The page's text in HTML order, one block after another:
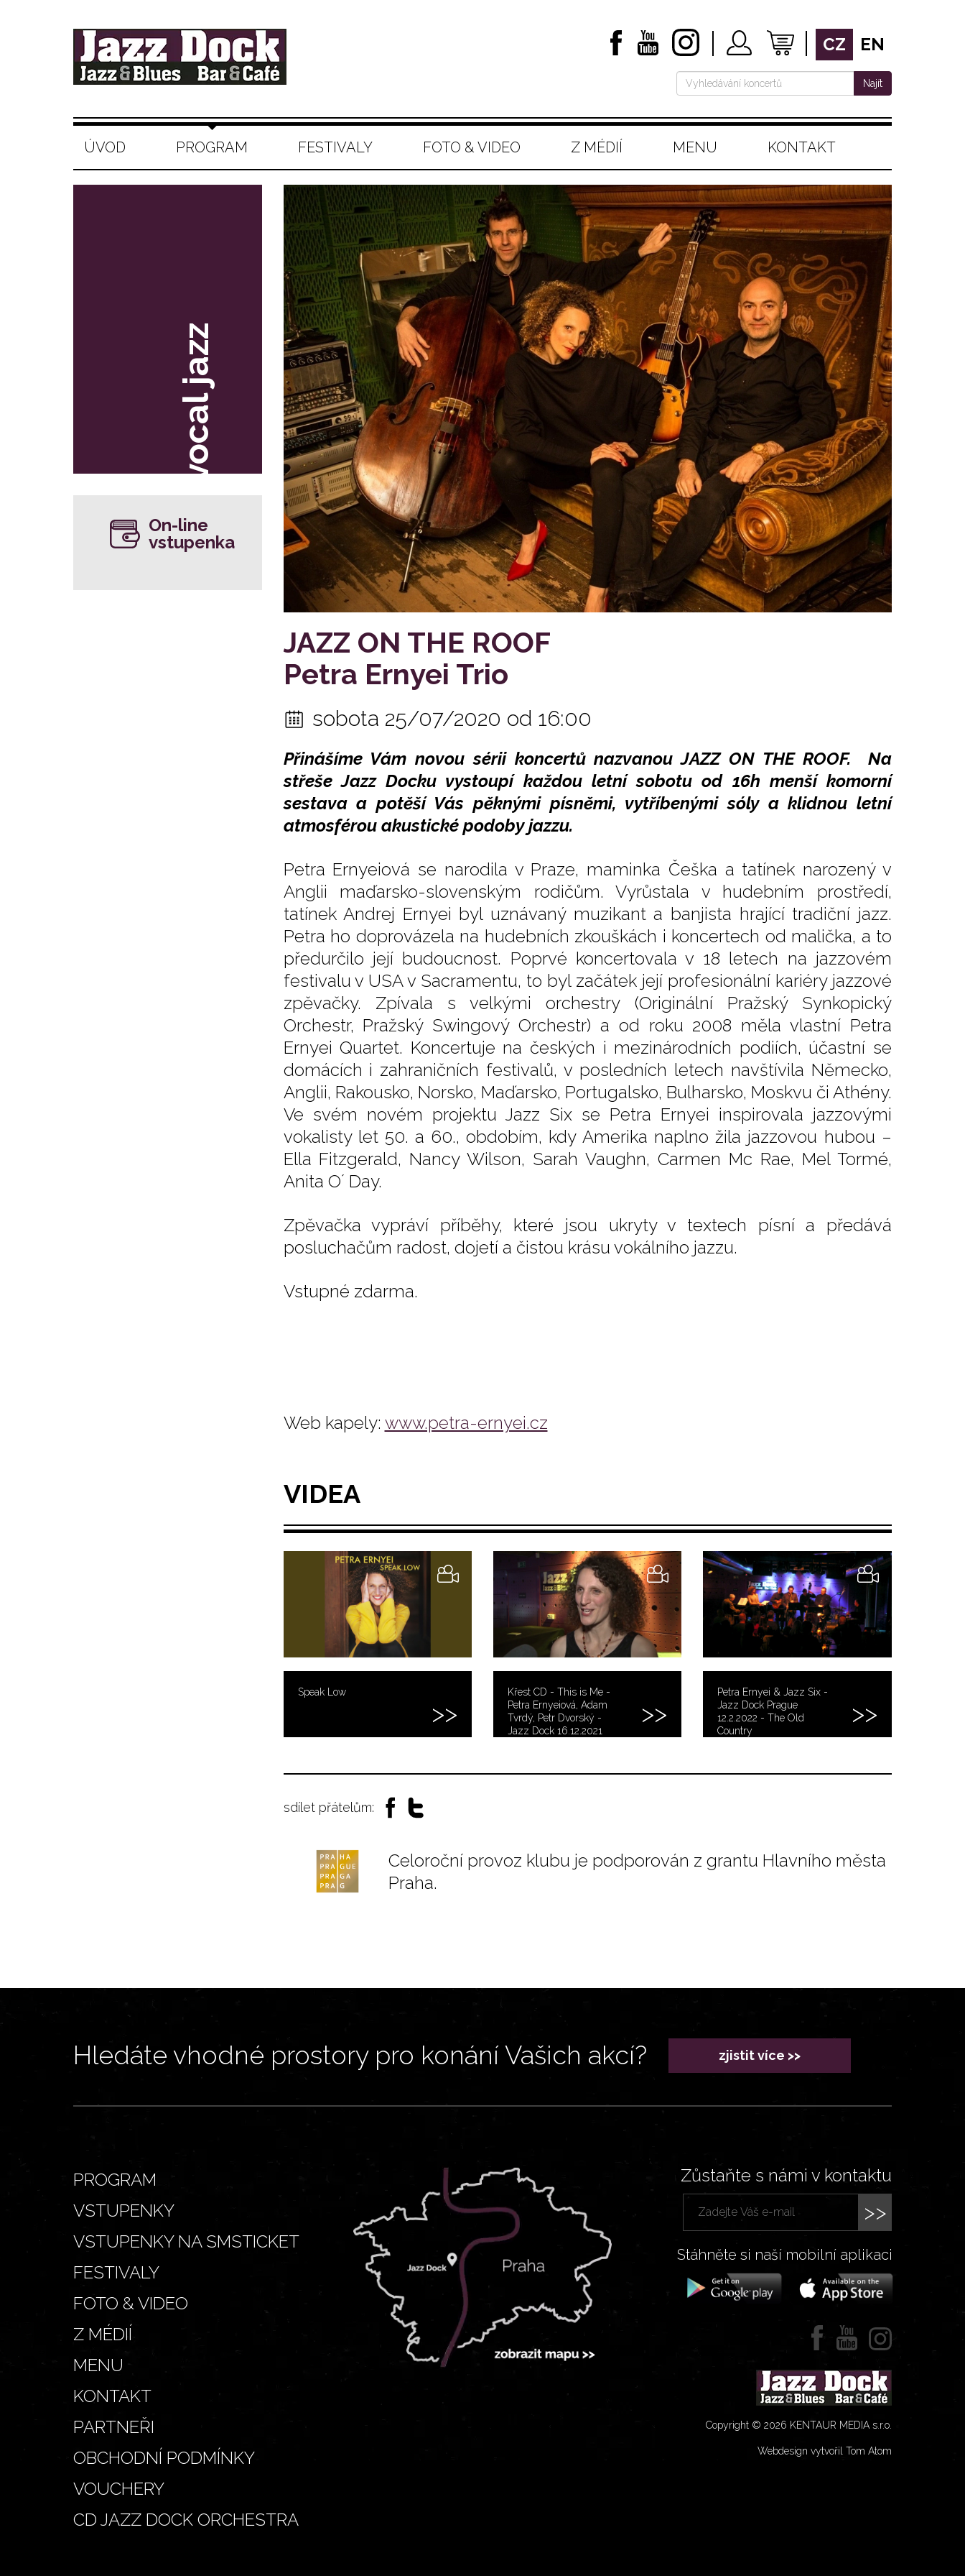
CZ EN
Najít
ÚVOD PROGRAM FESTIVALY FOTO & VIDEO Z MÉDIÍ MENU KONTAKT
JAZZ ON THE ROOF
Petra Ernyei Trio
sobota 25/07/2020 od 16:00
Přinášíme Vám novou sérii koncertů nazvanou JAZZ ON THE ROOF. Na
střeše Jazz Docku vystoupí každou letní sobotu od 16h menší komorní
sestava a potěší Vás pěknými písněmi, vytříbenými sóly a klidnou letní
atmosférou akustické podoby jazzu.
Petra Ernyeiová se narodila v Praze, maminka Češka a tatínek narozený v
Anglii maďarsko-slovenským rodičům. Vyrůstala v hudebním prostředí,
tatínek Andrej Ernyei byl uznávaný muzikant a banjista hrající tradiční jazz.
Petra ho doprovázela na hudebních zkouškách i koncertech od malička, a to
předurčilo její budoucnost. Poprvé koncertovala v 18 letech na jazzovém
festivalu v USA v Sacramentu, to byl začátek její profesionální kariéry jazzové
zpěvačky. Zpívala s velkými orchestry (Originální Pražský Synkopický
Orchestr, Pražský Swingový Orchestr) a od roku 2008 měla vlastní Petra
Ernyei Quartet. Koncertuje na českých i mezinárodních podiích, účastní se
domácích i zahraničních festivalů, v posledních letech navštívila Německo,
Anglii, Rakousko, Norsko, Maďarsko, Portugalsko, Bulharsko, Moskvu či Athény.
Ve svém novém projektu Jazz Six se Petra Ernyei inspirovala jazzovými
vokalisty let 50. a 60., obdobím, kdy Amerika naplno žila jazzovou hubou –
Ella Fitzgerald, Nancy Wilson, Sarah Vaughn, Carmen Mc Rae, Mel Tormé,
Anita O´ Day.
Zpěvačka vypráví příběhy, které jsou ukryty v textech písní a předává
posluchačům radost, dojetí a čistou krásu vokálního jazzu.
Vstupné zdarma.
Web kapely: www.petra-ernyei.cz
vocal jazz
On-line
vstupenka
VIDEA
Speak Low
Křest CD - This is Me -
Petra Ernyeiová, Adam
Tvrdý, Petr Dvorský -
Jazz Dock 16.12.2021
Petra Ernyei & Jazz Six -
Jazz Dock Prague
12.2.2022 - The Old
Country
sdílet přátelům:
Celoroční provoz klubu je podporován z grantu Hlavního města
Praha.
Hledáte vhodné prostory pro konání Vašich akcí? zjistit více >>
PROGRAM
VSTUPENKY
VSTUPENKY NA SMSTICKET
FESTIVALY
FOTO & VIDEO
Z MÉDIÍ
MENU
KONTAKT
PARTNEŘI
OBCHODNÍ PODMÍNKY
VOUCHERY
CD JAZZ DOCK ORCHESTRA
Zůstaňte s námi v kontaktu
>>
Stáhněte si naší mobilní aplikaci
Copyright © 2026 KENTAUR MEDIA s.r.o.
Webdesign vytvořil Tom Atom